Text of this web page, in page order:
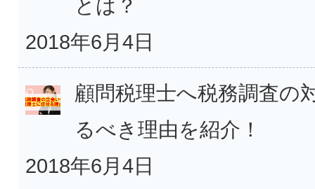
とは？
2018年6月4日
顧問税理士へ税務調査の
るべき理由を紹介！
2018年6月4日